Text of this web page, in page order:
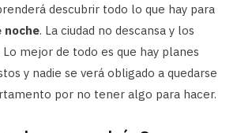
descubrir todo lo que hay para
noche. La ciudad no descansa y los
mejor de todo es que hay planes
y nadie se verá obligado a quedarse
por no tener algo para hacer.